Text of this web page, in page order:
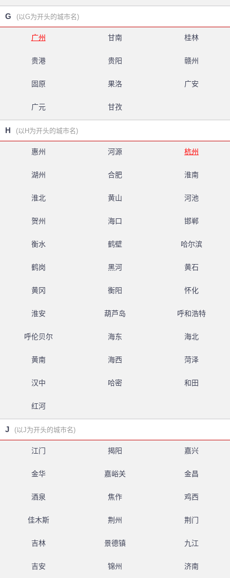
G (以G为开头的城市名)
广州 甘南 桂林
贵港 贵阳 赣州
固原 果洛 广安
广元 甘孜
H (以H为开头的城市名)
惠州 河源 杭州
湖州 合肥 淮南
淮北 黄山 河池
贺州 海口 邯郸
衡水 鹤壁 哈尔滨
鹤岗 黑河 黄石
黄冈 衡阳 怀化
淮安 葫芦岛 呼和浩特
呼伦贝尔 海东 海北
黄南 海西 菏泽
汉中 哈密 和田
红河
J (以J为开头的城市名)
江门 揭阳 嘉兴
金华 嘉峪关 金昌
酒泉 焦作 鸡西
佳木斯 荆州 荆门
吉林 景德镇 九江
吉安 锦州 济南